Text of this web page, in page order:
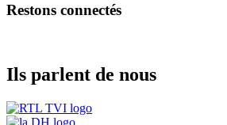
Restons connectés
Ils parlent de nous